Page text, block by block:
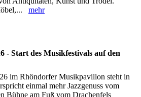
mehr
- Start des Musikfestivals auf den
im Rhöndorfer Musikpavillon steht in
einmal mehr Jazzgenuss vom
Bühne am Fuß vom Drachenfels